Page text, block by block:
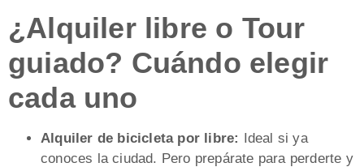
¿Alquiler libre o Tour
guiado? Cuándo elegir
cada uno
Alquiler de bicicleta por libre: Ideal si ya
conoces la ciudad. Pero prepárate para perderte y